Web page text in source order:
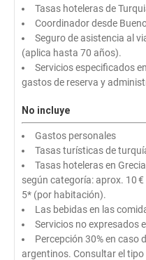
Tasas hoteleras de
Coordinador desde
Seguro de asistencia al
(aplica hasta 70 años).
Servicios especificados
gastos de reserva y
No incluye
Gastos personales
Tasas turísticas de
Tasas hoteleras en
según categoría: aprox. 10
5* (por habitación).
Las bebidas en las
Servicios no expresados
Percepción 30% en caso
argentinos. Consultar el